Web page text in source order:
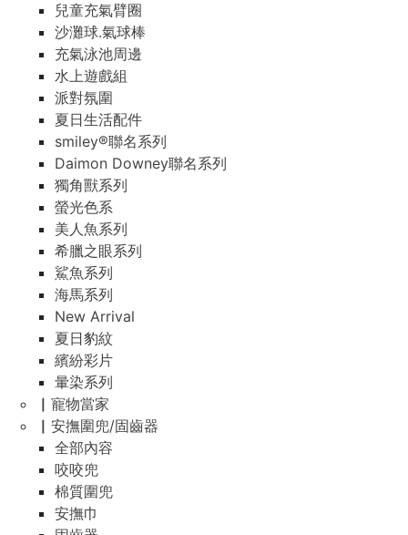
兒童充氣臂圈
沙灘球.氣球棒
充氣泳池周邊
水上遊戲組
派對氛圍
夏日生活配件
smiley®聯名系列
Daimon Downey聯名系列
獨角獸系列
螢光色系
美人魚系列
希臘之眼系列
鯊魚系列
海馬系列
New Arrival
夏日豹紋
繽紛彩片
暈染系列
▏寵物當家
▏安撫圍兜/固齒器
全部內容
咬咬兜
棉質圍兜
安撫巾